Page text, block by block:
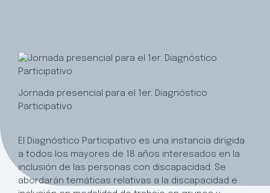
Jornada presencial para el 1er. Diagnóstico
Participativo
El Diagnóstico Participativo es una instancia dirigida
a todos los mayores de 18 años interesados en la
inclusión de las personas con discapacidad. Se
abordarán temáticas relativas a la discapacidad e